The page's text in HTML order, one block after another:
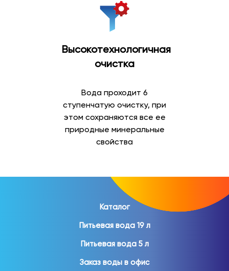
Артезианская вода пользуется высоким спросом
среди покупателей, которые предпочитают
натуральную питьевую воду для всей семьи.
Минеральная вода
природных минеральных веществ и востребована как
для повседневного употребления, так и для
организации питания дома и на работе.
В ассортименте представлены:
негазированная минеральная вода;
вода в стеклянной бутылке;
Минеральная вода помогает разнообразить
ежедневный рацион и пользуется популярностью
среди покупателей различных возрастов.
Высокотехнологичная
очистка
Вода проходит 6
ступенчатую очистку, при
этом сохраняются все ее
природные минеральные
свойства
Каталог
Питьевая вода 19 л
Питьевая вода 5 л
Заказ воды в офис